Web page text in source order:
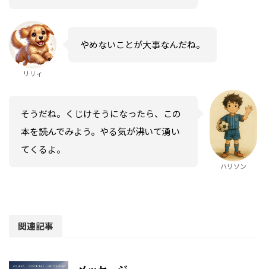
リリィ
やめないことが大事なんだね。
そうだね。くじけそうになったら、この
本を読んでみよう。やる気が沸いて湧い
てくるよ。
ハリソン
関連記事